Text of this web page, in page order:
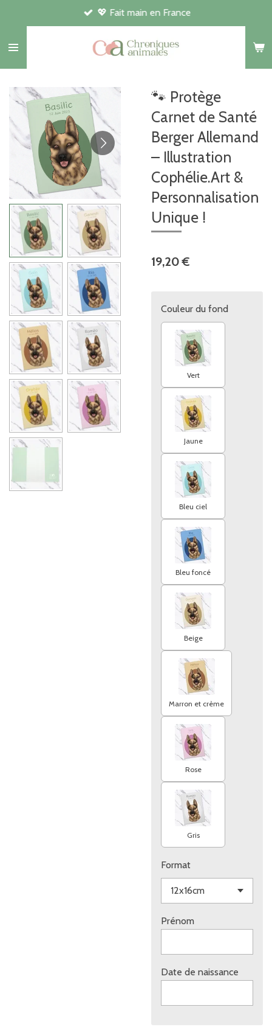
contenu
💖 Fait main en France
🐾 Protège
Carnet de Santé
Berger Allemand
– Illustration
Cophélie.Art &
Personnalisation
Unique !
19,20 €
Couleur du fond
Vert
Jaune
Bleu ciel
Bleu foncé
Beige
Marron et crème
Rose
Gris
Format
Prénom
Date de naissance